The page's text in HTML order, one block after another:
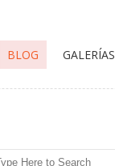
BLOG GALERÍAS